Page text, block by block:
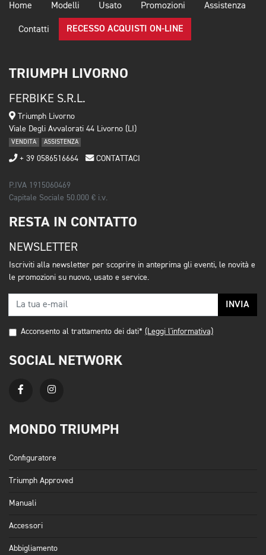
Home Modelli Usato Promozioni Assistenza
Contatti RECESSO ACQUISTI ON-LINE
TRIUMPH LIVORNO
FERBIKE S.R.L.
Triumph Livorno
Viale Degli Avvalorati 44 Livorno (LI)
VENDITA ASSISTENZA
+ 39 0586516664 CONTATTACI
P.IVA 1915060469
Capitale Sociale 50.000 € i.v.
RESTA IN CONTATTO
NEWSLETTER
Iscriviti alla newsletter per scoprire in anteprima gli eventi, le novità e
le promozioni su nuovo, usato e service.
INVIA
Acconsento al trattamento dei dati* (Leggi l'informativa)
SOCIAL NETWORK
MONDO TRIUMPH
Configuratore
Triumph Approved
Manuali
Accessori
Abbigliamento